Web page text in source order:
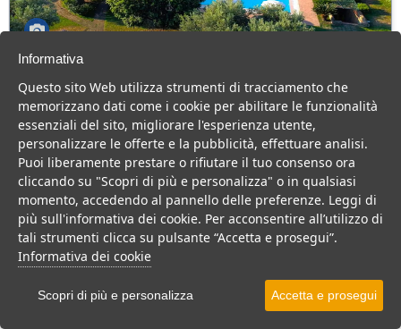
Calabria > Isola di Capo Rizzuto > Capobianco
44 Camere
Borghetto Beach Club, relax e natura a Capo Rizzuto per una
vacanza in famiglia
Villaggio Resort
VEDI SU MAPPA
Informativa
Questo sito Web utilizza strumenti di tracciamento che
memorizzano dati come i cookie per abilitare le funzionalità
essenziali del sito, migliorare l'esperienza utente,
personalizzare le offerte e la pubblicità, effettuare analisi.
Puoi liberamente prestare o rifiutare il tuo consenso ora
cliccando su "Scopri di più e personalizza" o in qualsiasi
momento, accedendo al pannello delle preferenze. Leggi di
più sull'informativa dei cookie. Per acconsentire all’utilizzo di
tali strumenti clicca su pulsante “Accetta e prosegui”.
Informativa dei cookie
Scopri di più e personalizza Accetta e prosegui